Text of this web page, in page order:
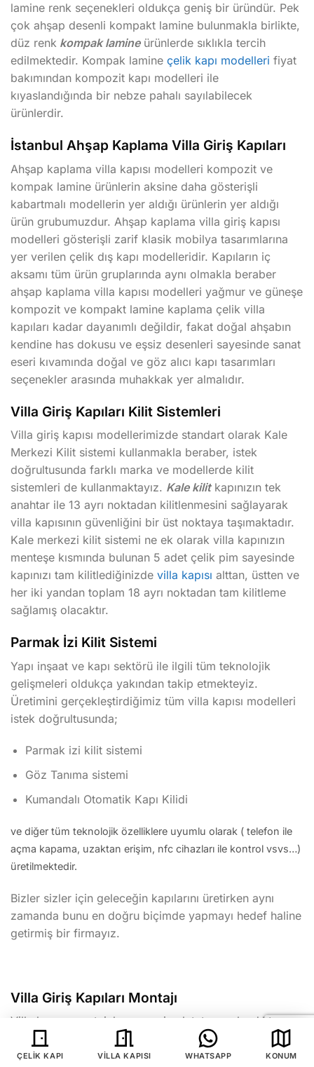
lamine renk seçenekleri oldukça geniş bir üründür. Pek
çok ahşap desenli kompakt lamine bulunmakla birlikte,
düz renk kompak lamineürünlerde sıklıkla tercih
edilmektedir. Kompak lamine çelik kapı modelleri fiyat
bakımından kompozit kapı modelleri ile
kıyaslandığında bir nebze pahalı sayılabilecek
ürünlerdir.
İstanbul Ahşap Kaplama Villa Giriş Kapıları
Ahşap kaplama villa kapısı modelleri kompozit ve
kompak lamine ürünlerin aksine daha gösterişli
kabartmalı modellerin yer aldığı ürünlerin yer aldığı
ürün grubumuzdur. Ahşap kaplama villa giriş kapısı
modelleri gösterişli zarif klasik mobilya tasarımlarına
yer verilen çelik dış kapı modelleridir. Kapıların iç
aksamı tüm ürün gruplarında aynı olmakla beraber
ahşap kaplama villa kapısı modelleri yağmur ve güneşe
kompozit ve kompakt lamine kaplama çelik villa
kapıları kadar dayanımlı değildir, fakat doğal ahşabın
kendine has dokusu ve eşsiz desenleri sayesinde sanat
eseri kıvamında doğal ve göz alıcı kapı tasarımları
seçenekler arasında muhakkak yer almalıdır.
Villa Giriş Kapıları Kilit Sistemleri
Villa giriş kapısı modellerimizde standart olarak Kale
Merkezi Kilit sistemi kullanmakla beraber, istek
doğrultusunda farklı marka ve modellerde kilit
sistemleri de kullanmaktayız. Kale kilit kapınızın tek
anahtar ile 13 ayrı noktadan kilitlenmesini sağlayarak
villa kapısının güvenliğini bir üst noktaya taşımaktadır.
Kale merkezi kilit sistemi ne ek olarak villa kapınızın
menteşe kısmında bulunan 5 adet çelik pim sayesinde
kapınızı tam kilitlediğinizde villa kapısı alttan, üstten ve
her iki yandan toplam 18 ayrı noktadan tam kilitleme
sağlamış olacaktır.
Parmak İzi Kilit Sistemi
Yapı inşaat ve kapı sektörü ile ilgili tüm teknolojik
gelişmeleri oldukça yakından takip etmekteyiz.
Üretimini gerçekleştirdiğimiz tüm villa kapısı modelleri
istek doğrultusunda;
Parmak izi kilit sistemi
Göz Tanıma sistemi
Kumandalı Otomatik Kapı Kilidi
ve diğer tüm teknolojik özelliklere uyumlu olarak ( telefon ile
açma kapama, uzaktan erişim, nfc cihazları ile kontrol vsvs…)
üretilmektedir.
Bizler sizler için geleceğin kapılarını üretirken aynı
zamanda bunu en doğru biçimde yapmayı hedef haline
getirmiş bir firmayız.
Villa Giriş Kapıları Montajı
Villa kapısı montajı kapınızın imalatı tamamlandıktan
sonra (yaklaşık 15 iş günü) 1 gün içerisinde (ki bu süre
genellikle 3-4 saat arası sürmektedir) eski kapınız
ÇELIK KAPI VILLA KAPISI WHATSAPP KONUM